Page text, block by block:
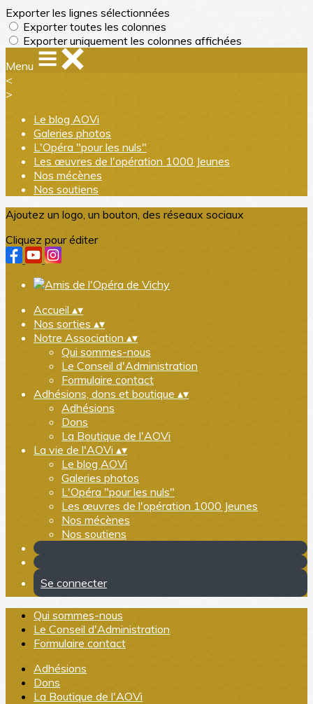
Exporter les lignes sélectionnées
Exporter toutes les colonnes
Exporter uniquement les colonnes affichées
Menu
<
>
Le blog AOVi
Galeries photos
L'Opéra "pour les nuls"
Les œuvres de l'opération 1000 Jeunes
Nos mécènes
Nos soutiens
Ajoutez un logo, un bouton, des réseaux sociaux
Cliquez pour éditer
Accueil ▴▾
Nos sorties ▴▾
Notre Association ▴▾
Qui sommes-nous
Le Conseil d'Administration
Formulaire contact
Adhésions, dons et boutique ▴▾
Adhésions
Dons
La Boutique de l'AOVi
La vie de l'AOVi ▴▾
Le blog AOVi
Galeries photos
L'Opéra "pour les nuls"
Les œuvres de l'opération 1000 Jeunes
Nos mécènes
Nos soutiens
Se connecter
Qui sommes-nous
Le Conseil d'Administration
Formulaire contact
Adhésions
Dons
La Boutique de l'AOVi